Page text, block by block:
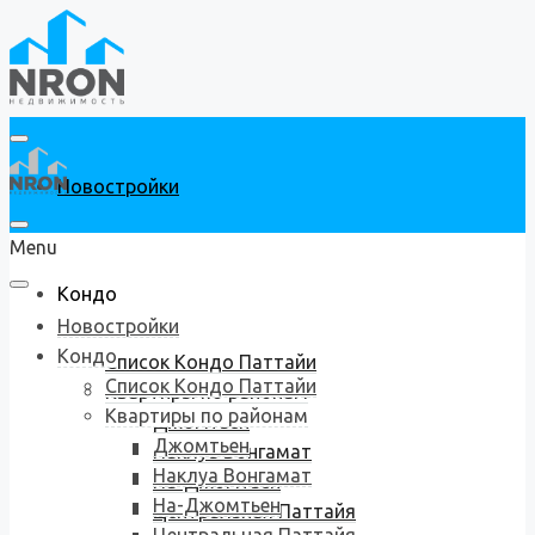
Новостройки
Кондо
Список Кондо Паттайи
Квартиры по районам
Джомтьен
Наклуа Вонгамат
На-Джомтьен
Центральная Паттайя
Menu
Новостройки
Кондо
Список Кондо Паттайи
Квартиры по районам
Джомтьен
Наклуа Вонгамат
На-Джомтьен